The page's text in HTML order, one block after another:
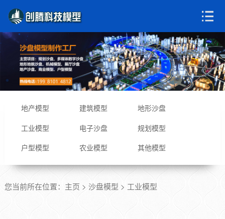
地产模型 建筑模型
地形沙盘
工业模型
电子沙盘
规划模型
户型模型
农业模型 其他模型
您当前所在位置： 主页 > 沙盘模型 > 工业模型